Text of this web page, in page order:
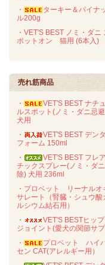
・
ターキー＆パイナ
ル200g
・VET'S BEST ノミ・ダニ
ポットオン 猫用 (6本入)
売れ筋商品
・
VET'S BEST ナチ
ルスポット(ノミ・ダニ忌
犬用
・
VET'S BEST デン
フォーム 150ml
・
VET'S BEST フレ
チックスプレー(ノミ・ダ
除) 犬用 236ml
・プロベット リーナルオ
サレート（腎臓・シュウ酸
ルシウム結石用）
・
VET'S BESTヒップ
ジョイント(愛犬の関節サ
・
プロベット ハイ
セン CAT(アレルギー用）